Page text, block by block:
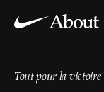
Tout pour la victoire